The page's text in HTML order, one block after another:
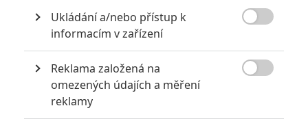
KOMENTÁŘE
Smash! | 2017-12-07 14:12:36
pbd - Namachrovaný blbecek? Ješte ze nejste hercem vy
Ukládání a/nebo přístup k
informacím v zařízení
Reklama založená na
omezených údajích a měření
reklamy